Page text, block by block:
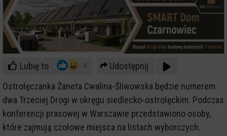
Lubię to 4
Udostępnij
Ostrołęczanka Żaneta Cwalina-Śliwowska będzie numerem
dwa Trzeciej Drogi w okręgu siedlecko-ostrołęckim. Podczas
konferencji prasowej w Warszawie przedstawiono osoby,
które zajmują czołowe miejsca na listach wyborczych.